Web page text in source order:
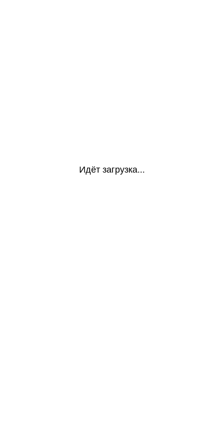
Идёт загрузка...